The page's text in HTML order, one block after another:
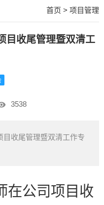
首页 > 项目管理
目收尾管理暨双清工
3538
目收尾管理暨双清工作专
在公司项目收